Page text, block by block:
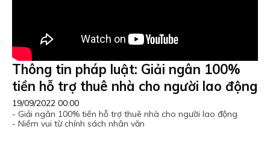
Thông tin pháp luật: Giải ngân 100%
tiền hỗ trợ thuê nhà cho người lao động
19/09/2022 00:00
- Giải ngân 100% tiền hỗ trợ thuê nhà cho người lao động
- Niềm vui từ chính sách nhân văn